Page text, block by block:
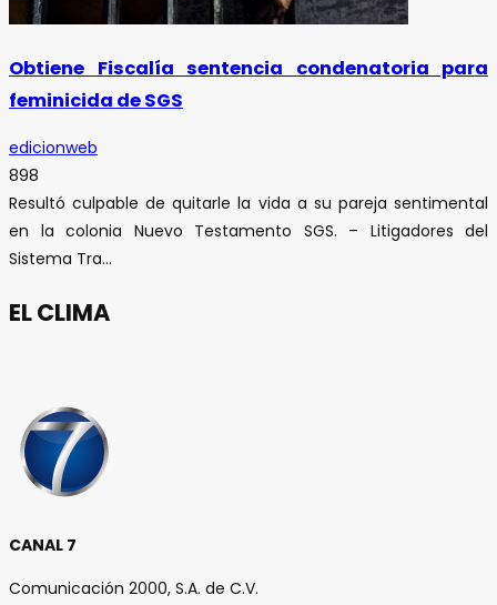
Obtiene Fiscalía sentencia condenatoria para
feminicida de SGS
edicionweb
898
Resultó culpable de quitarle la vida a su pareja sentimental
en la colonia Nuevo Testamento SGS. – Litigadores del
Sistema Tra...
EL CLIMA
CANAL 7
Comunicación 2000, S.A. de C.V.